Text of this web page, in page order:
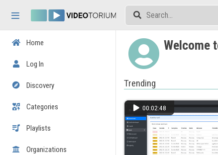
Home
Log In
Discovery
Categories
Playlists
Organizations
Welcome
Trending
00:02:48